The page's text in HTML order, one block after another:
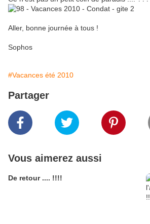
Aller, bonne journée à tous !
Sophos
#Vacances été 2010
Partager
Vous aimerez aussi
De retour .... !!!!